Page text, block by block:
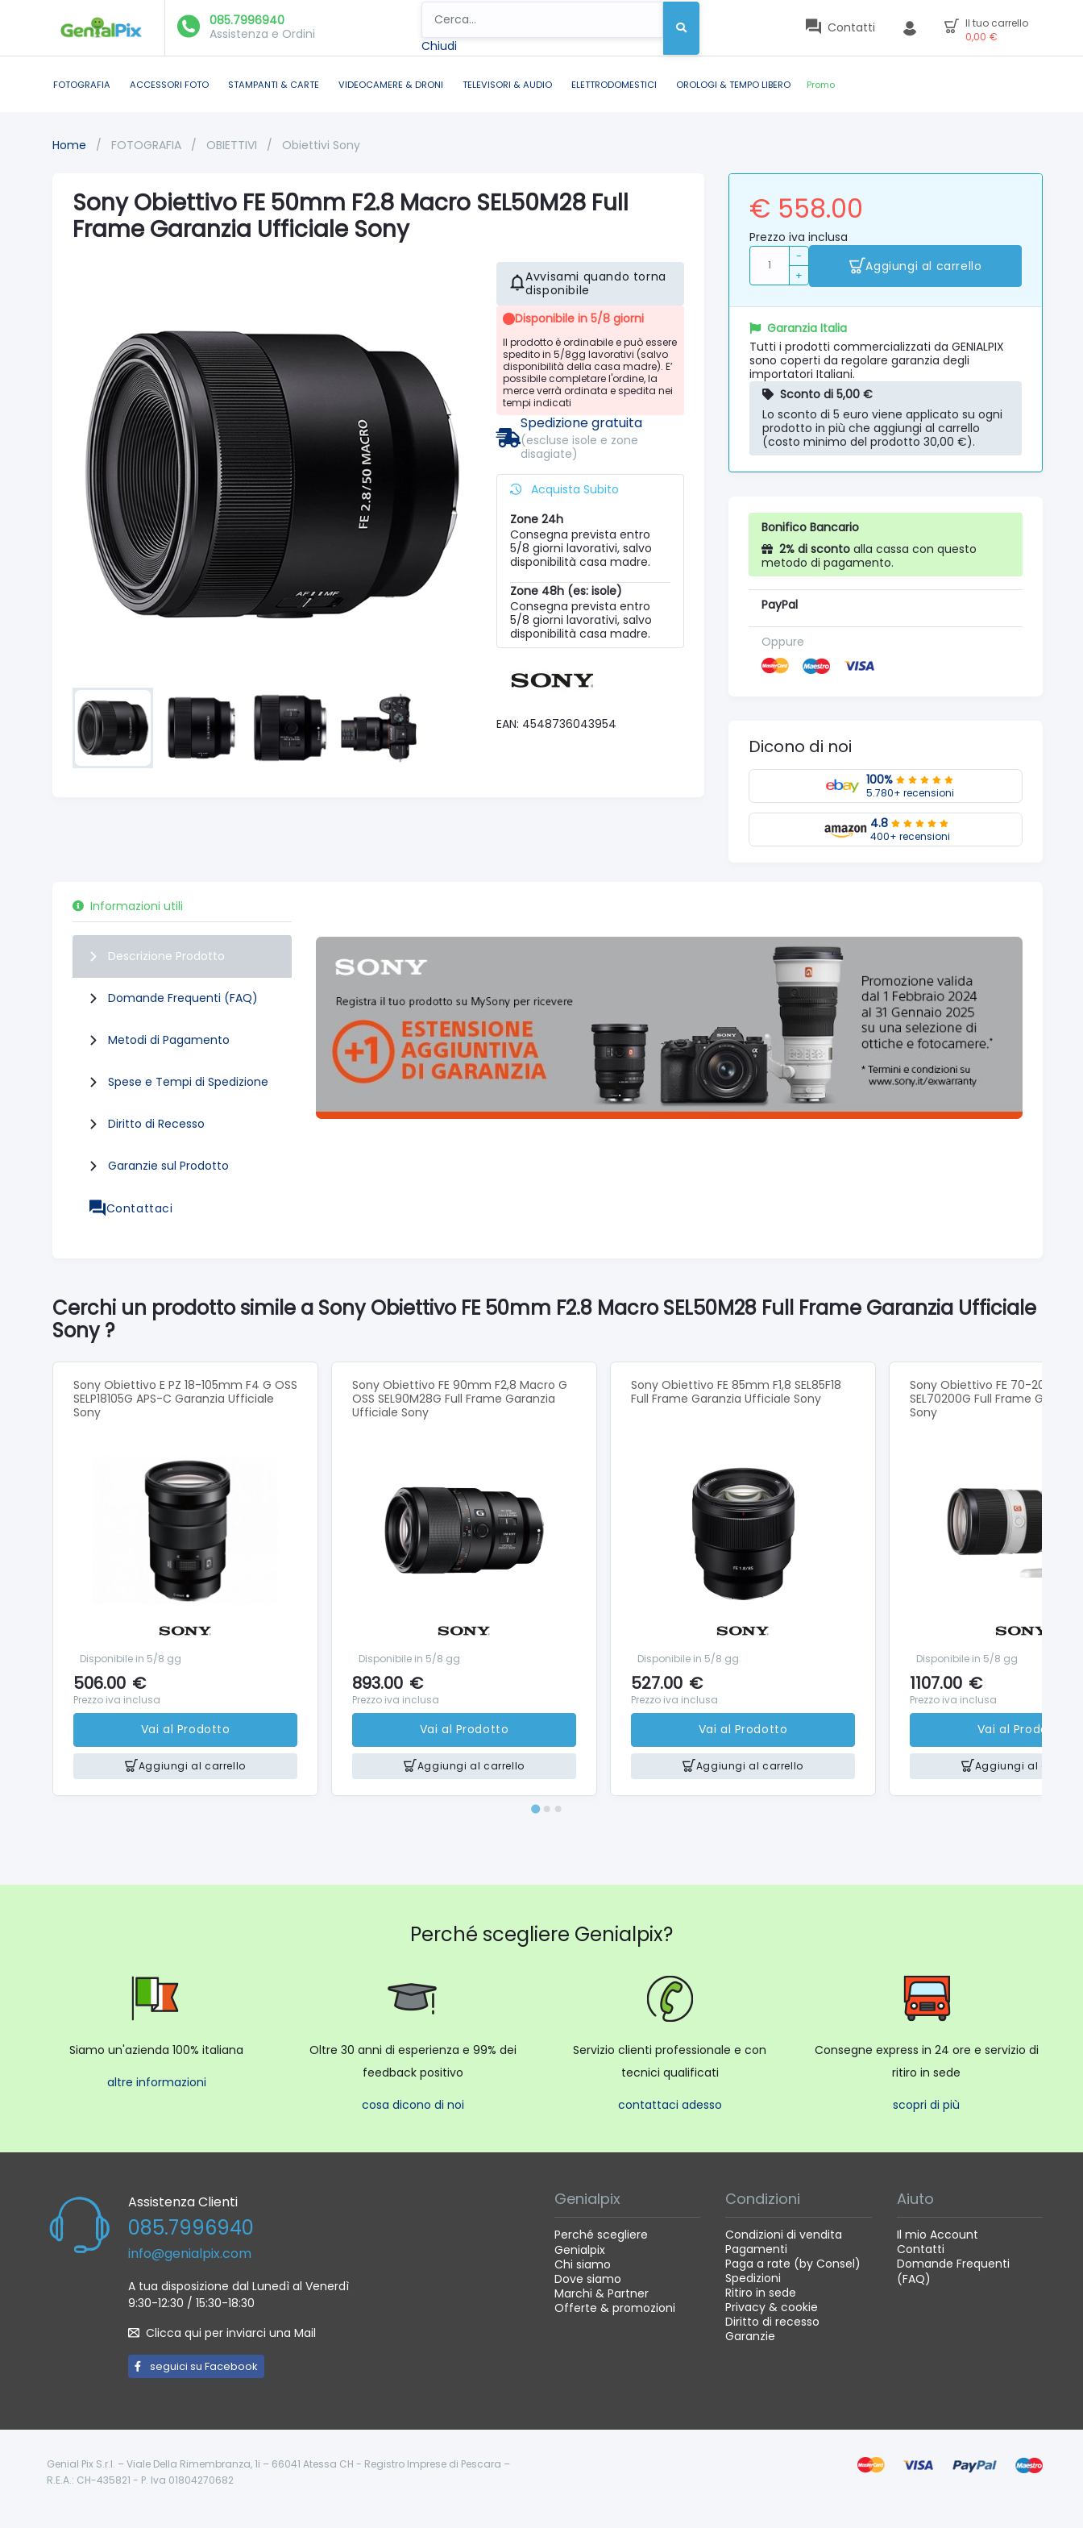
085.7996940
Assistenza e Ordini
Chiudi
Contatti
Il tuo carrello
0,00 €
FOTOGRAFIA ACCESSORI FOTO STAMPANTI & CARTE VIDEOCAMERE & DRONI TELEVISORI & AUDIO ELETTRODOMESTICI OROLOGI & TEMPO LIBERO Promo
Home / FOTOGRAFIA / OBIETTIVI / Obiettivi Sony
Sony Obiettivo FE 50mm F2.8 Macro SEL50M28 Full
Frame Garanzia Ufficiale Sony
Avvisami quando torna
disponibile
Disponibile in 5/8 giorni
Il prodotto è ordinabile e può essere
spedito in 5/8gg lavorativi (salvo
disponibilità della casa madre). E’
possibile completare l'ordine, la
merce verrà ordinata e spedita nei
tempi indicati
Spedizione gratuita
(escluse isole e zone
disagiate)
Acquista Subito
Zone 24h
Consegna prevista entro
5/8 giorni lavorativi, salvo
disponibilità casa madre.
Zone 48h (es: isole)
Consegna prevista entro
5/8 giorni lavorativi, salvo
disponibilità casa madre.
EAN: 4548736043954
€ 558.00
Prezzo iva inclusa
-
+
Aggiungi al carrello
Garanzia Italia
Tutti i prodotti commercializzati da GENIALPIX
sono coperti da regolare garanzia degli
importatori Italiani.
Sconto di 5,00 €
Lo sconto di 5 euro viene applicato su ogni
prodotto in più che aggiungi al carrello
(costo minimo del prodotto 30,00 €).
Bonifico Bancario
2% di sconto alla cassa con questo
metodo di pagamento.
PayPal
Oppure
Dicono di noi
100%
5.780+ recensioni
4.8
400+ recensioni
Informazioni utili
Descrizione Prodotto
Domande Frequenti (FAQ)
Metodi di Pagamento
Spese e Tempi di Spedizione
Diritto di Recesso
Garanzie sul Prodotto
Contattaci
Cerchi un prodotto simile a Sony Obiettivo FE 50mm F2.8 Macro SEL50M28 Full Frame Garanzia Ufficiale
Sony ?
Sony Obiettivo E PZ 18-105mm F4 G OSS
SELP18105G APS-C Garanzia Ufficiale
Sony
Disponibile in 5/8 gg
506.00 €
Prezzo iva inclusa
Vai al Prodotto
Aggiungi al carrello
Sony Obiettivo FE 90mm F2,8 Macro G
OSS SEL90M28G Full Frame Garanzia
Ufficiale Sony
Disponibile in 5/8 gg
893.00 €
Prezzo iva inclusa
Vai al Prodotto
Aggiungi al carrello
Sony Obiettivo FE 85mm F1,8 SEL85F18
Full Frame Garanzia Ufficiale Sony
Disponibile in 5/8 gg
527.00 €
Prezzo iva inclusa
Vai al Prodotto
Aggiungi al carrello
Sony Obiettivo FE 70-200mm
SEL70200G Full Frame
Sony
Disponibile in 5/8 gg
1107.00 €
Prezzo iva inclusa
Vai al Prodotto
Aggiungi al carrello
Perché scegliere Genialpix?
Siamo un'azienda 100% italiana
altre informazioni
Oltre 30 anni di esperienza e 99% dei
feedback positivo
cosa dicono di noi
Servizio clienti professionale e con
tecnici qualificati
contattaci adesso
Consegne express in 24 ore e servizio di
ritiro in sede
scopri di più
Assistenza Clienti
085.7996940
info@genialpix.com
A tua disposizione dal Lunedì al Venerdì
9:30-12:30 / 15:30-18:30
Clicca qui per inviarci una Mail
seguici su Facebook
Genialpix
Perché scegliere
Genialpix
Chi siamo
Dove siamo
Marchi & Partner
Offerte & promozioni
Condizioni
Condizioni di vendita
Pagamenti
Paga a rate (by Consel)
Spedizioni
Ritiro in sede
Privacy & cookie
Diritto di recesso
Garanzie
Aiuto
Il mio Account
Contatti
Domande Frequenti
(FAQ)
Genial Pix S.r.l. – Viale Della Rimembranza, 1i – 66041 Atessa CH - Registro Imprese di Pescara –
R.E.A.: CH-435821 - P. Iva 01804270682